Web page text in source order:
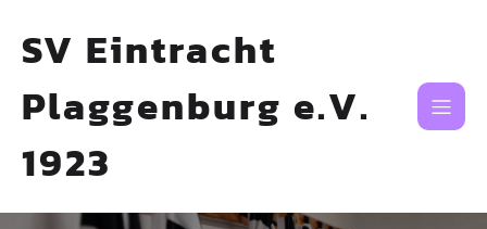
SV Eintracht
Plaggenburg e.V.
1923